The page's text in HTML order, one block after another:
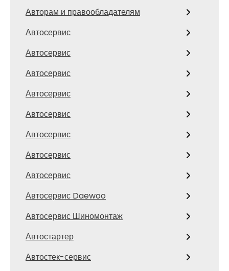
Авторам и правообладателям
Автосервис
Автосервис
Автосервис
Автосервис
Автосервис
Автосервис
Автосервис
Автосервис
Автосервис Daewoo
Автосервис Шиномонтаж
Автостартер
Автостек-сервис